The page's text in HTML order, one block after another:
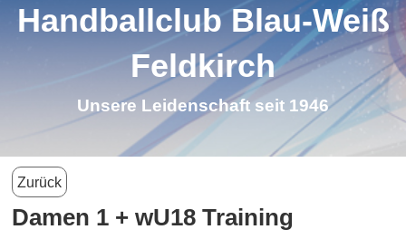
Handballclub Blau-Weiß
Feldkirch
Unsere Leidenschaft seit 1946
Zurück
Damen 1 + wU18 Training